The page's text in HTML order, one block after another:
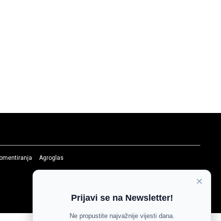
Agroglas
×
Prijavi se na Newsletter!
Ne propustite najvažnije vijesti dana.